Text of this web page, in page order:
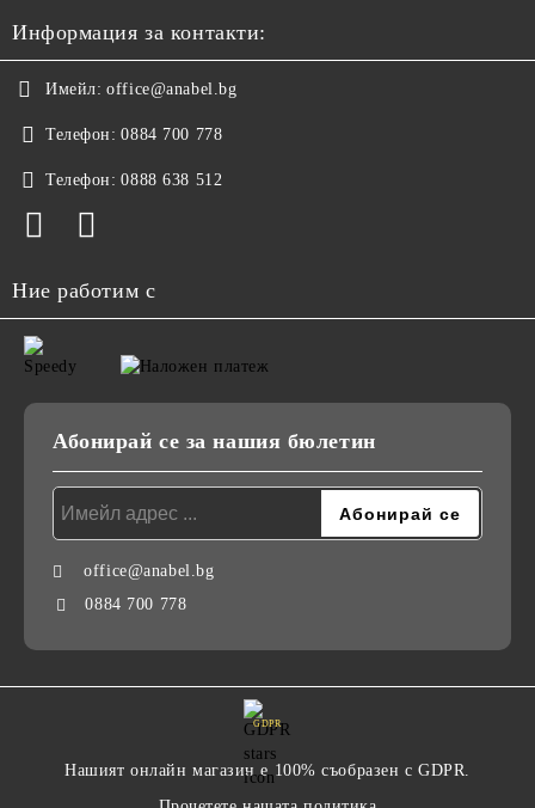
Информация за контакти:
Имейл: office@anabel.bg
Телефон: 0884 700 778
Телефон: 0888 638 512
Ние работим с
Абонирай се за нашия бюлетин
office@anabel.bg
0884 700 778
GDPR
Нашият онлайн магазин е 100% съобразен с GDPR.